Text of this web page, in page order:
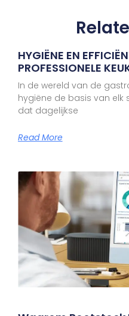
HYGIËNE EN
PROFESSIONELE
In de wereld van de
hygiëne de basis van elk
dat dagelijkse
Read More